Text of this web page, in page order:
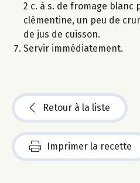
2 c. à s. de fromage blanc
clémentine, un peu de
de jus de cuisson.
Servir immédiatement.
Retour à la liste
Imprimer la recette